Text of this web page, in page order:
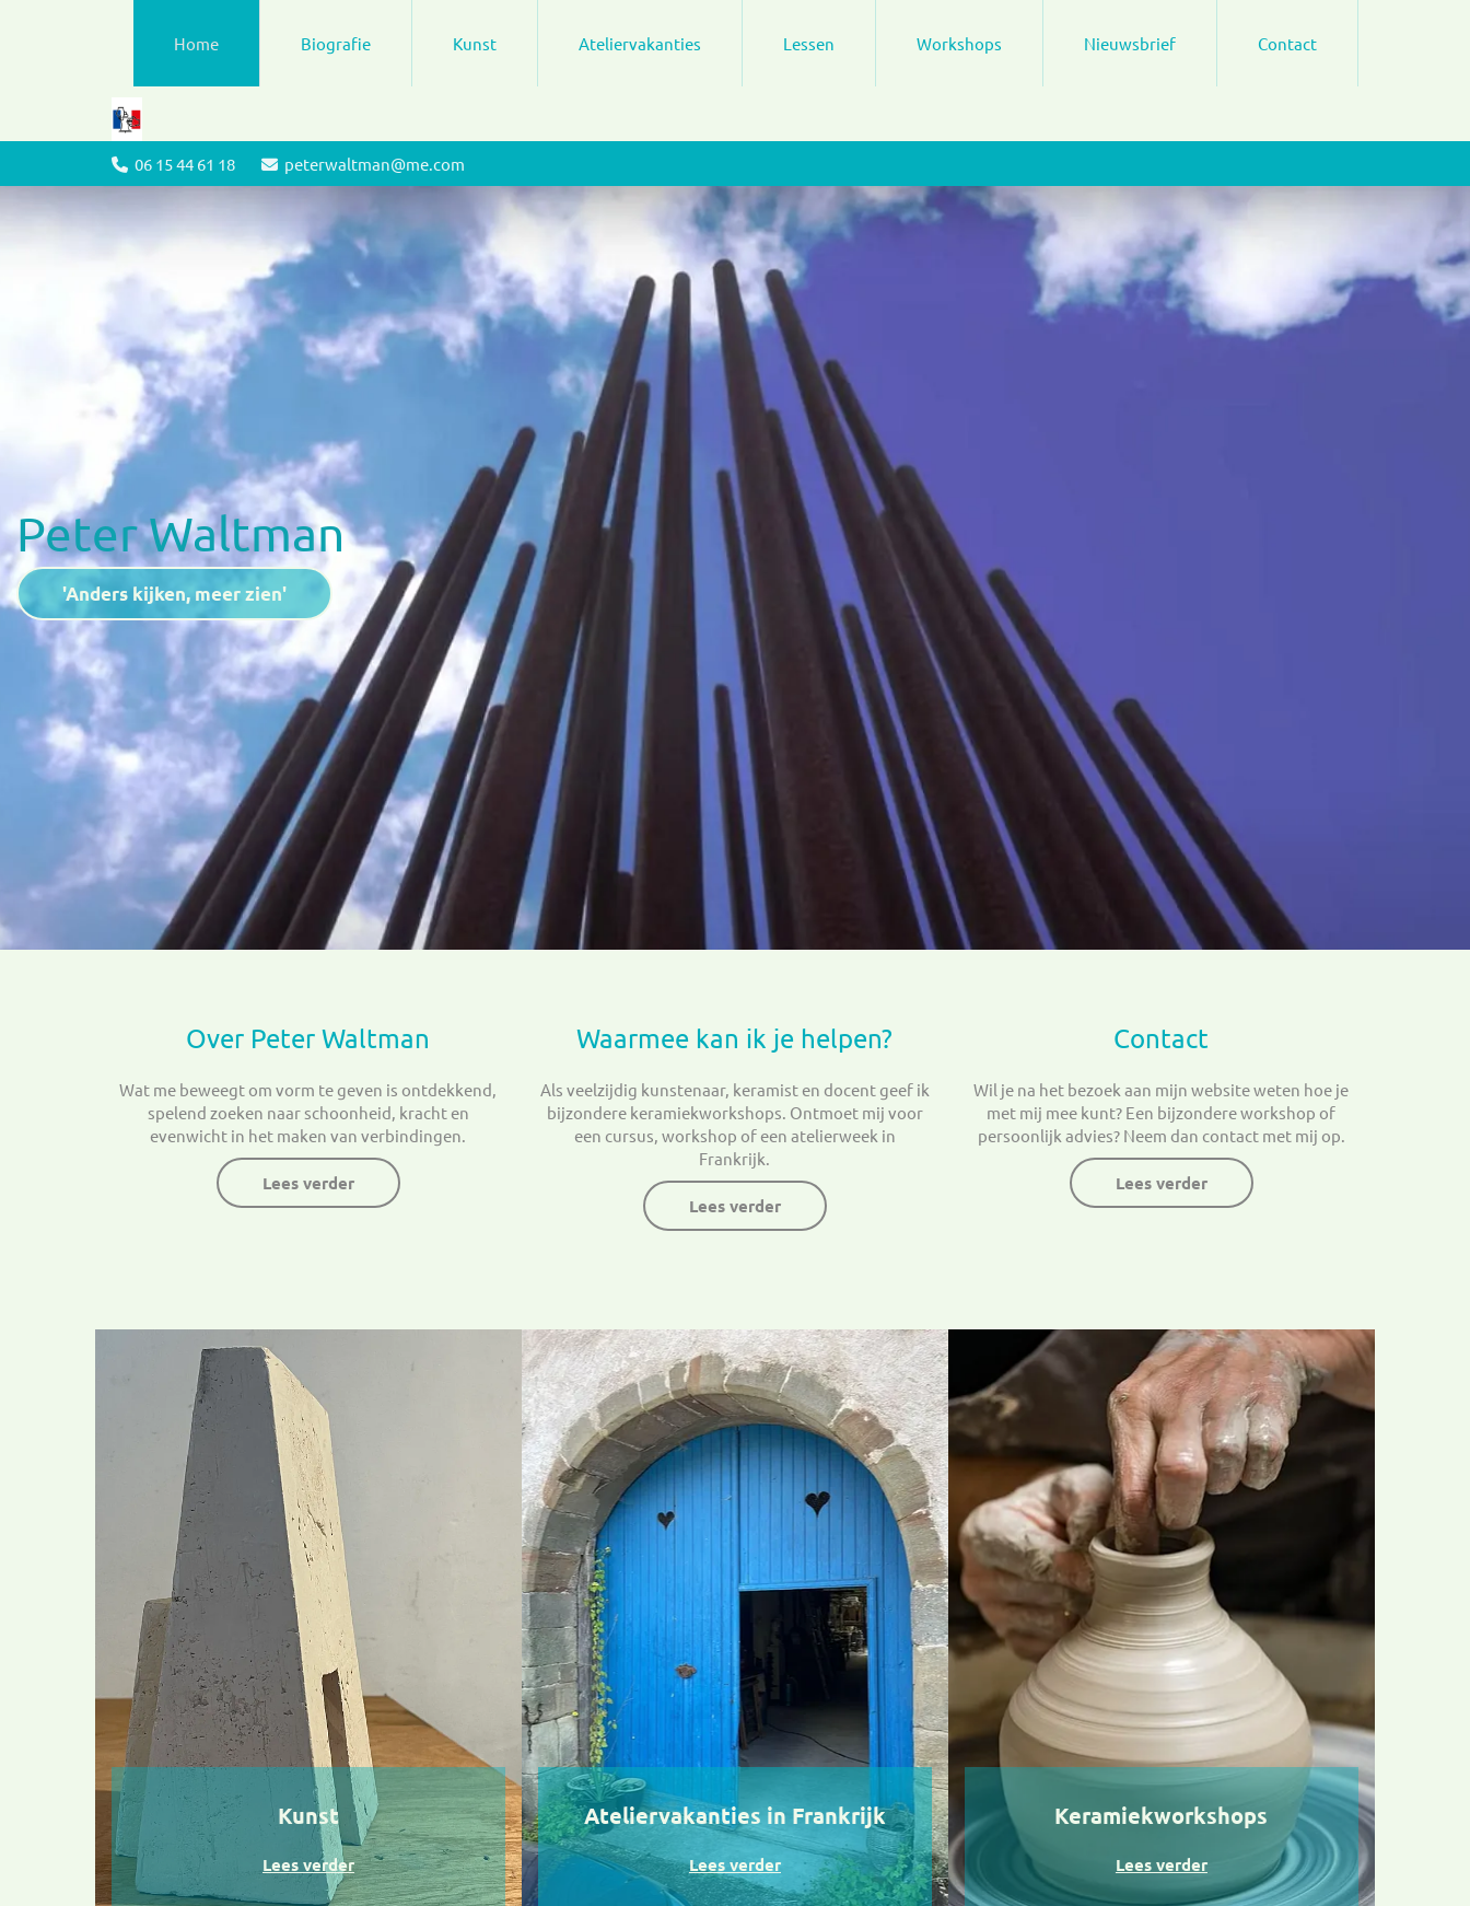
Home Biografie Kunst Ateliervakanties Lessen Workshops Nieuwsbrief Contact
 06 15 44 61 18  peterwaltman@me.com
Peter Waltman
Ateliervakanties in Frankrijk
Over Peter Waltman
Wat me beweegt om vorm te geven is ontdekkend,
spelend zoeken naar schoonheid, kracht en
evenwicht in het maken van verbindingen.
Lees verder
Waarmee kan ik je helpen?
Als veelzijdig kunstenaar, keramist en docent geef ik
bijzondere keramiekworkshops. Ontmoet mij voor
een cursus, workshop of een atelierweek in
Frankrijk.
Lees verder
Contact
Wil je na het bezoek aan mijn website weten hoe je
met mij mee kunt? Een bijzondere workshop of
persoonlijk advies? Neem dan contact met mij op.
Lees verder
Kunst
Lees verder
Ateliervakanties in Frankrijk
Lees verder
Keramiekworkshops
Lees verder